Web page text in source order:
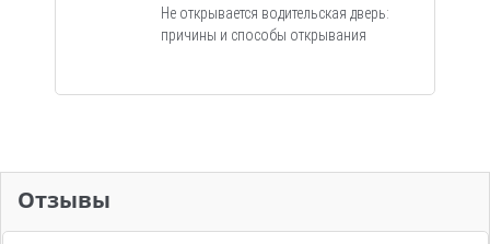
Не открывается водительская дверь:
причины и способы открывания
Отзывы